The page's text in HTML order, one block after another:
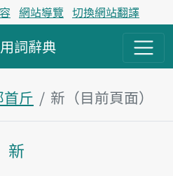
網站導覽 切換網站翻譯
詞辭典
首斤 新（目前頁面）
主內容區塊
新